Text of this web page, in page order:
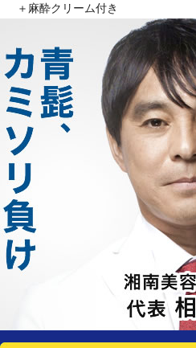
＋麻酔クリーム付き